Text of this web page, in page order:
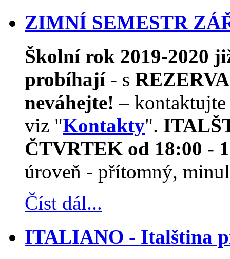
ZIMNÍ SEMESTR
Školní rok 2019-2020
probíhají- s
neváhejte! –
viz "Kontakty".
ČTVRTEK od 18:00 -
úroveň - přítomný,
Číst dál...
ITALIANO - Italština